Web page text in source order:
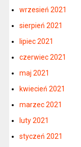
wrzesień 2021
sierpień 2021
lipiec 2021
czerwiec 2021
maj 2021
kwiecień 2021
marzec 2021
luty 2021
styczeń 2021